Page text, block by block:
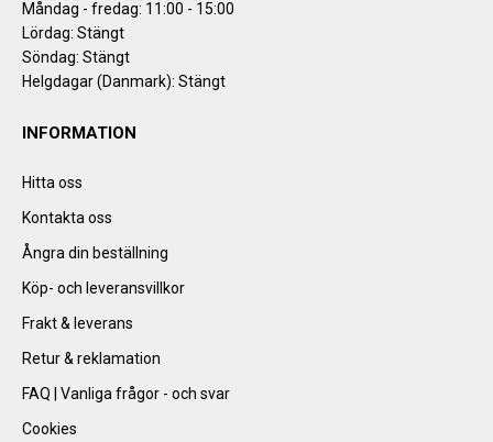
Måndag - fredag: 11:00 - 15:00
Lördag: Stängt
Söndag: Stängt
Helgdagar (Danmark): Stängt
INFORMATION
Hitta oss
Kontakta oss
Ångra din beställning
Köp- och leveransvillkor
Frakt & leverans
Retur & reklamation
FAQ | Vanliga frågor - och svar
Cookies